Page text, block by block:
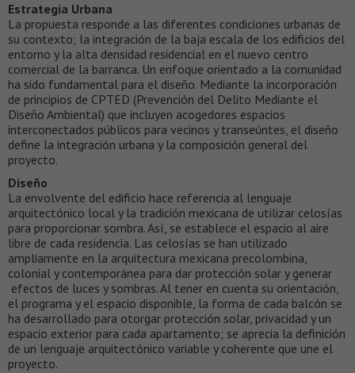
Estrategia Urbana
La propuesta responde a las diferentes condiciones urbanas de
su contexto; la integración de la baja escala de los edificios del
entorno y la alta densidad residencial en el nuevo centro
comercial de la barranca. Un enfoque orientado a la comunidad
ha sido fundamental para el diseño. Mediante la incorporación
de principios de CPTED (Prevención del Delito Mediante el
Diseño Ambiental) que incluyen acogedores espacios
interconectados públicos para vecinos y transeúntes, el diseño
define la integración urbana y la composición general del
proyecto.
Diseño
La envolvente del edificio hace referencia al lenguaje
arquitectónico local y la tradición mexicana de utilizar celosías
para proporcionar sombra. Así, se establece el espacio al aire
libre de cada residencia. Las celosías se han utilizado
ampliamente en la arquitectura mexicana precolombina,
colonial y contemporánea para dar protección solar y generar
efectos de luces y sombras. Al tener en cuenta su orientación,
el programa y el espacio disponible, la forma de cada balcón se
ha desarrollado para otorgar protección solar, privacidad y un
espacio exterior para cada apartamento; se aprecia la definición
de un lenguaje arquitectónico variable y coherente que une el
proyecto.